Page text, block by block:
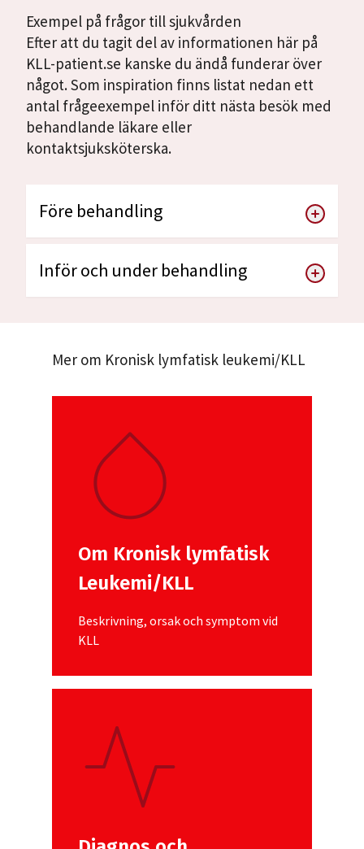
Exempel på frågor till sjukvården
Efter att du tagit del av informationen här på
KLL-patient.se kanske du ändå funderar över
något. Som inspiration finns listat nedan ett
antal frågeexempel inför ditt nästa besök med
behandlande läkare eller
kontaktsjuksköterska.
Före behandling
Inför och under behandling
Mer om Kronisk lymfatisk leukemi/KLL
Om Kronisk lymfatisk
Leukemi/KLL
Beskrivning, orsak och symptom vid
KLL